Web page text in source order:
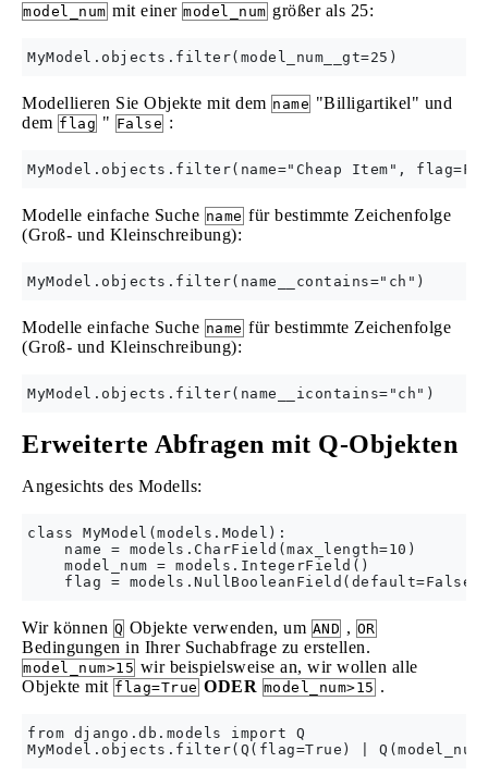
model_num mit einer model_num größer als 25:
Modellieren Sie Objekte mit dem name "Billigartikel" und
dem flag " False :
Modelle einfache Suche name für bestimmte Zeichenfolge
(Groß- und Kleinschreibung):
Modelle einfache Suche name für bestimmte Zeichenfolge
(Groß- und Kleinschreibung):
Erweiterte Abfragen mit Q-Objekten
Angesichts des Modells:
class MyModel(models.Model):
    name = models.CharField(max_length=10)
    model_num = models.IntegerField()
Wir können Q Objekte verwenden, um AND , OR
Bedingungen in Ihrer Suchabfrage zu erstellen.
model_num>15 wir beispielsweise an, wir wollen alle
Objekte mit flag=True ODER model_num>15 .
from django.db.models import Q